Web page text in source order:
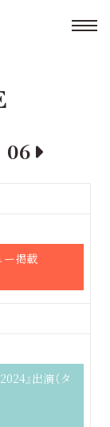
06
ー掲載
』出演（タ